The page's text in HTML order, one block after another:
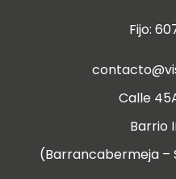
Fijo:
Calle
Barrio
(Barrancabermeja –